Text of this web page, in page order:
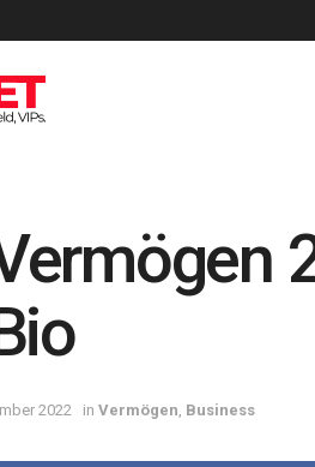
2022 in Vermögen, Business